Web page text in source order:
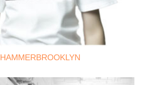
HAMMERBROOKLYN